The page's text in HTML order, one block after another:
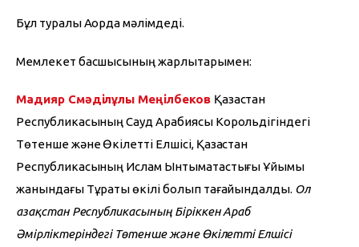
Бұл туралы Ақорда мәлімдеді.
Мемлекет басшысының жарлықтарымен:
Мадияр Смәділұлы Меңілбеков Қазақстан
Республикасының Сауд Арабиясы Корольдігіндегі
Төтенше және Өкілетті Елшісі, Қазақстан
Республикасының Ислам Ынтымақтастығы Ұйымы
жанындағы Тұрақты өкілі болып тағайындалды. Ол
Қазақстан Республикасының Біріккен Араб
Әмірліктеріндегі Төтенше және Өкілетті Елшісі